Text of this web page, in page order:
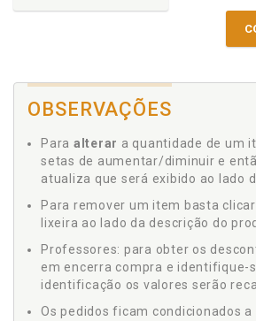
OBSERVAÇÕES
Para alterar a quantidade de um
setas de aumentar/diminuir e
atualiza que será exibido ao lado
Para remover um item basta
lixeira ao lado da descrição do
Professores: para obter os
em encerra compra e identifique-
identificação os valores serão
Os pedidos ficam condicionados